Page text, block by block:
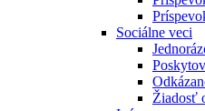
Sociálne veci
Žiadosť